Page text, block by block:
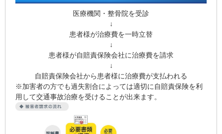
医療機関・整骨院を受診
↓
患者様が治療費を一時立替
↓
患者様が自賠責保険会社に治療費を請求
↓
自賠責保険会社から患者様に治療費が支払われる
※加害者の方でも過失割合によっては適切に自賠責保険を利
用して交通事故治療を受けることが出来ます。